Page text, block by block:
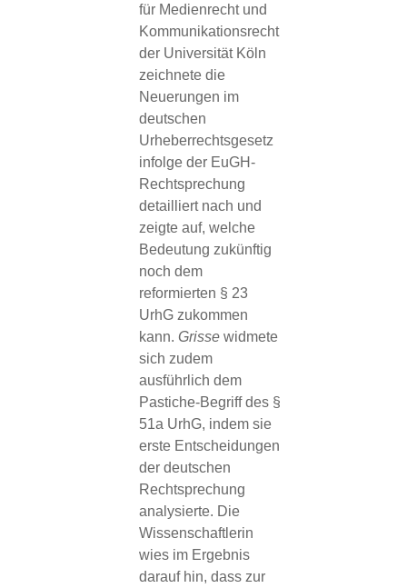
für Medienrecht und
Kommunikationsrecht
der Universität Köln
zeichnete die
Neuerungen im
deutschen
Urheberrechtsgesetz
infolge der EuGH-
Rechtsprechung
detailliert nach und
zeigte auf, welche
Bedeutung zukünftig
noch dem
reformierten § 23
UrhG zukommen
kann. Grissewidmete
sich zudem
ausführlich dem
Pastiche-Begriff des §
51a UrhG, indem sie
erste Entscheidungen
der deutschen
Rechtsprechung
analysierte. Die
Wissenschaftlerin
wies im Ergebnis
darauf hin, dass zur